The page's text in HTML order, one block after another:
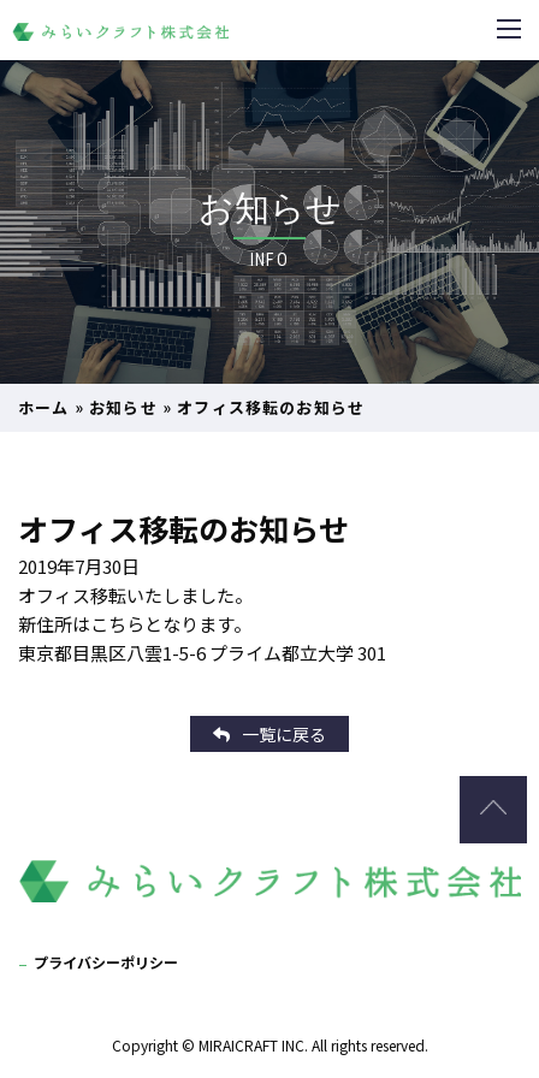
お知らせ
INFO
ホーム » お知らせ » オフィス移転のお知らせ
オフィス移転のお知らせ
2019年7月30日
オフィス移転いたしました。
新住所はこちらとなります。
東京都目黒区八雲1-5-6 プライム都立大学 301
一覧に戻る
プライバシーポリシー
Copyright © MIRAICRAFT INC. All rights reserved.